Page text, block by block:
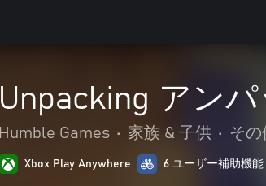
Unpacking アン
Humble Games • 家族 & 子供 • その
Xbox Play Anywhere 6 ユーザー補助機能